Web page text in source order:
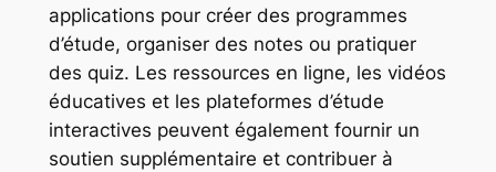
applications pour créer des programmes
d’étude, organiser des notes ou pratiquer
des quiz. Les ressources en ligne, les vidéos
éducatives et les plateformes d’étude
interactives peuvent également fournir un
soutien supplémentaire et contribuer à